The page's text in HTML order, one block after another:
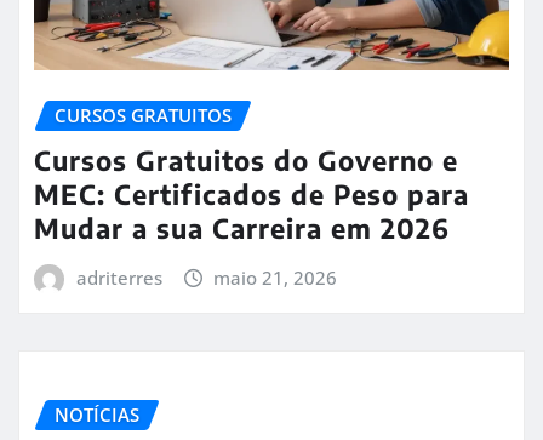
CURSOS GRATUITOS
Cursos Gratuitos do Governo e
MEC: Certificados de Peso para
Mudar a sua Carreira em 2026
adriterres maio 21, 2026
NOTÍCIAS